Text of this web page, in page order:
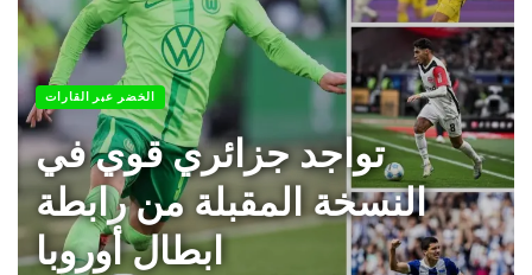
الخضر عبر القارات
تواجد جزائري قوي في
النسخة المقبلة من رابطة
ابطال أوروبا